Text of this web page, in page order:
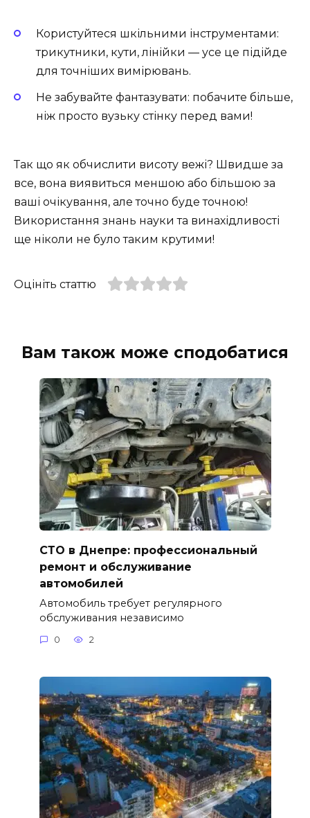
Користуйтеся шкільними інструментами:
трикутники, кути, лінійки — усе це підійде
для точніших вимірювань.
Не забувайте фантазувати: побачите більше,
ніж просто вузьку стінку перед вами!
Так що як обчислити висоту вежі? Швидше за
все, вона виявиться меншою або більшою за
ваші очікування, але точно буде точною!
Використання знань науки та винахідливості
ще ніколи не було таким крутими!
Оцініть статтю
Вам також може сподобатися
СТО в Днепре: профессиональный
ремонт и обслуживание
автомобилей
Автомобиль требует регулярного
обслуживания независимо
0 2